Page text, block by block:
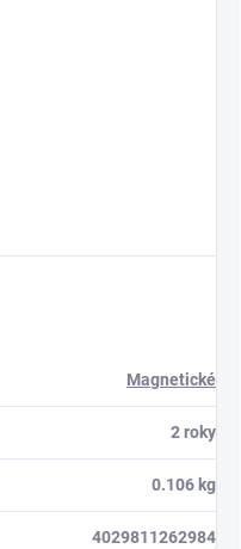
Magnetické
2 roky
0.106 kg
4029811262984